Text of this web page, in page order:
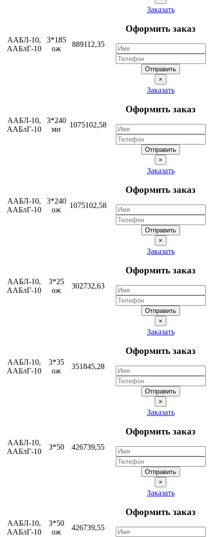
ААБЛ-10,
ААБлГ-10
3*185
ож
889112,35
Заказать
Оформить заказ
Отправить
×
ААБЛ-10,
ААБлГ-10
3*240
мн
1075102,58
Заказать
Оформить заказ
Отправить
×
ААБЛ-10,
ААБлГ-10
3*240
ож
1075102,58
Заказать
Оформить заказ
Отправить
×
ААБЛ-10,
ААБлГ-10
3*25
ож
302732,63
Заказать
Оформить заказ
Отправить
×
ААБЛ-10,
ААБлГ-10
3*35
ож
351845,28
Заказать
Оформить заказ
Отправить
×
ААБЛ-10,
ААБлГ-10
3*50 426739,55
Заказать
Оформить заказ
Отправить
×
ААБЛ-10,
ААБлГ-10
3*50
ож
426739,55
Заказать
Оформить заказ